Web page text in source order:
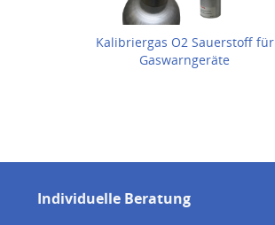
Kalibriergas O2 Sauerstoff für
Gaswarngeräte
Individuelle Beratung